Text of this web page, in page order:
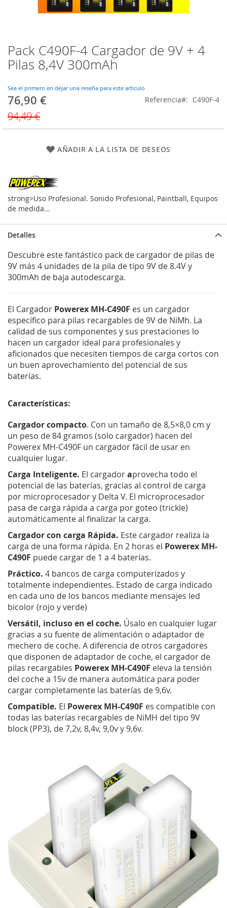
Pack C490F-4 Cargador de 9V + 4
Pilas 8,4V 300mAh
Sea el primero en dejar una reseña para este artículo
Precio
76,90 €
94,49 €
Referencia C490F-4
AÑADIR A LA LISTA DE DESEOS
strong>Uso Profesional. Sonido Profesional, Paintball, Equipos
de medida...
Saltar
al
comienzo
la
galería
imágenes
Detalles
Descubre este fantástico pack de cargador de pilas de
9V más 4 unidades de la pila de tipo 9V de 8.4V y
300mAh de baja autodescarga.
El Cargador Powerex MH-C490F es un cargador
específico para pilas recargables de 9V de NiMh. La
calidad de sus componentes y sus prestaciones lo
hacen un cargador ideal para profesionales y
aficionados que necesiten tiempos de carga cortos con
un buen aprovechamiento del potencial de sus
baterías.
Características:
Cargador compacto. Con un tamaño de 8,5×8,0 cm y
un peso de 84 gramos (solo cargador) hacen del
Powerex MH-C490F un cargador fácil de usar en
cualquier lugar.
Carga Inteligente. El cargadoraprovecha todo el
potencial de las baterías, gracias al control de carga
por microprocesador y Delta V. El microprocesador
pasa de carga rápida a carga por goteo (trickle)
automáticamente al finalizar la carga.
Cargador con carga Rápida. Este cargador realiza la
carga de una forma rápida. En 2 horas el Powerex MH-
C490F puede cargar de 1 a 4 baterías.
Práctico. 4 bancos de carga computerizados y
totalmente independientes. Estado de carga indicado
en cada uno de los bancos mediante mensajes led
bicolor (rojo y verde)
Versátil, incluso en el coche. Úsalo en cualquier lugar
gracias a su fuente de alimentación o adaptador de
mechero de coche. A diferencia de otros cargadores
que disponen de adaptador de coche, el cargador de
pilas recargables Powerex MH-C490F eleva la tensión
del coche a 15v de manera automática para poder
cargar completamente las baterías de 9,6v.
Compatible. El Powerex MH-C490F es compatible con
todas las baterías recargables de NiMH del tipo 9V
block (PP3), de 7,2v, 8,4v, 9,0v y 9,6v.